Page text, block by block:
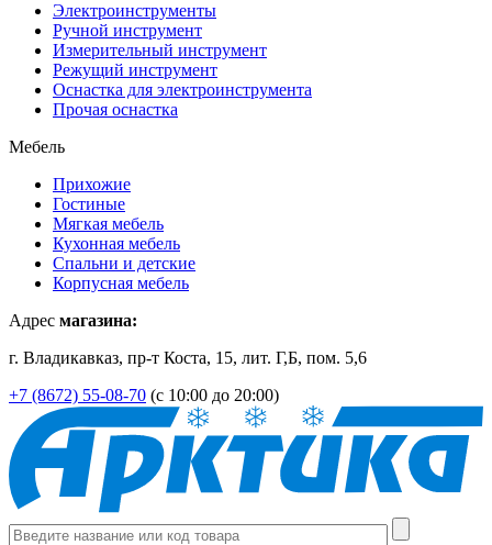
Электроинструменты
Ручной инструмент
Измерительный инструмент
Режущий инструмент
Оснастка для электроинструмента
Прочая оснастка
Мебель
Прихожие
Гостиные
Мягкая мебель
Кухонная мебель
Спальни и детские
Корпусная мебель
Адрес магазина:
г. Владикавказ, пр-т Коста, 15, лит. Г,Б, пом. 5,6
+7 (8672) 55-08-70 (с 10:00 до 20:00)